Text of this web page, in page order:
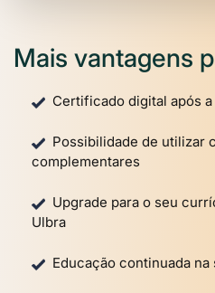
Mais vantagens
Certificado digital após
Possibilidade de utilizar
complementares
Upgrade para o seu
Ulbra
Educação continuada